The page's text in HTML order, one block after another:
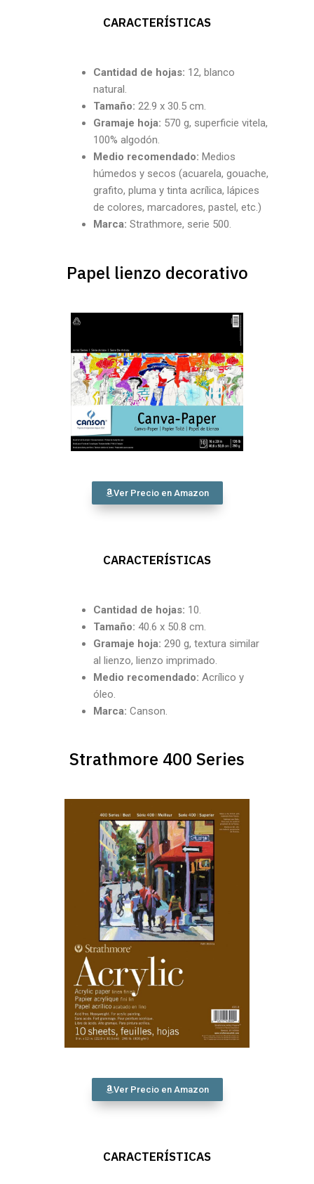
CARACTERÍSTICAS
Cantidad de hojas: 12, blanco
natural.
Tamaño: 22.9 x 30.5 cm.
Gramaje hoja: 570 g, superficie vitela,
100% algodón.
Medio recomendado: Medios
húmedos y secos (acuarela, gouache,
grafito, pluma y tinta acrílica, lápices
de colores, marcadores, pastel, etc.)
Marca: Strathmore, serie 500.
Papel lienzo decorativo
Ver Precio en Amazon
CARACTERÍSTICAS
Cantidad de hojas: 10.
Tamaño: 40.6 x 50.8 cm.
Gramaje hoja: 290 g, textura similar
al lienzo, lienzo imprimado.
Medio recomendado: Acrílico y
óleo.
Marca: Canson.
Strathmore 400 Series
Ver Precio en Amazon
CARACTERÍSTICAS